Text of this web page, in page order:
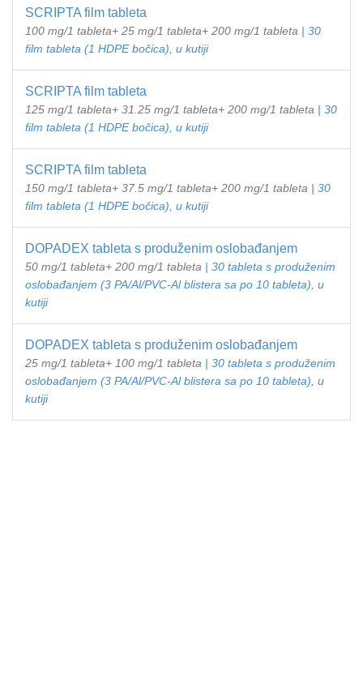
SCRIPTA film tableta
100 mg/1 tableta+ 25 mg/1 tableta+ 200 mg/1 tableta | 30
film tableta (1 HDPE bočica), u kutiji
SCRIPTA film tableta
125 mg/1 tableta+ 31.25 mg/1 tableta+ 200 mg/1 tableta | 30
film tableta (1 HDPE bočica), u kutiji
SCRIPTA film tableta
150 mg/1 tableta+ 37.5 mg/1 tableta+ 200 mg/1 tableta | 30
film tableta (1 HDPE bočica), u kutiji
DOPADEX tableta s produženim oslobađanjem
50 mg/1 tableta+ 200 mg/1 tableta | 30 tableta s produženim
oslobađanjem (3 PA/Al/PVC-Al blistera sa po 10 tableta), u
kutiji
DOPADEX tableta s produženim oslobađanjem
25 mg/1 tableta+ 100 mg/1 tableta | 30 tableta s produženim
oslobađanjem (3 PA/Al/PVC-Al blistera sa po 10 tableta), u
kutiji